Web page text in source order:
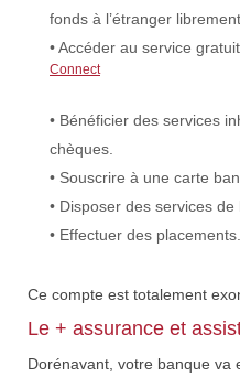
fonds à l’étranger librement.
• Accéder au service
Connect
• Bénéficier des services
chèques.
• Souscrire à une carte
• Disposer des services de
• Effectuer des placements.
Ce compte est totalement
Le + assurance et
Dorénavant, votre banque va